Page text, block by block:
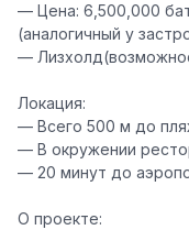
— Цена: 6,500,000
(аналогичный у
—
Локация:
— Всего 500 м до
— В окружении
— 20 минут до
О проекте: